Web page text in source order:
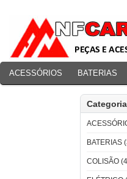
ACESSÓRIOS BATERIAS
BATERIAS
COLISÃO